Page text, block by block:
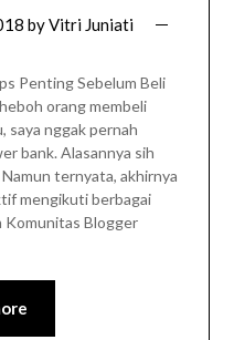
byVitri Juniati
Penting Sebelum Beli
orang membeli
saya nggak pernah
bank. Alasannya sih
ternyata, akhirnya
mengikuti berbagai
Komunitas Blogger